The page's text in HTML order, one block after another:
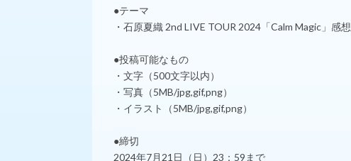
●テーマ
・石原夏織 2nd LIVE TOUR 2024「Calm Magic」感想
●投稿可能なもの
・文字（500文字以内）
・写真（5MB/jpg,gif,png）
・イラスト（5MB/jpg,gif,png）
●締切
2024年7月21日（日）23：59まで